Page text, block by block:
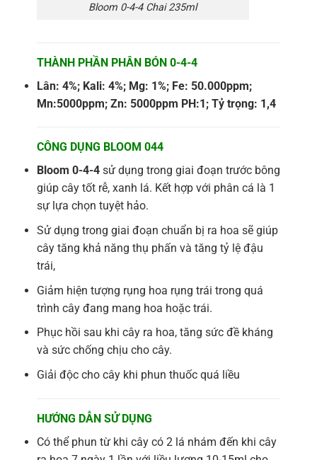
Bloom 0-4-4 Chai 235ml
THÀNH PHẦN PHÂN BÓN 0-4-4
Lân: 4%; Kali: 4%; Mg: 1%; Fe: 50.000ppm;
Mn:5000ppm; Zn: 5000ppm PH:1; Tỷ trọng: 1,4
CÔNG DỤNG BLOOM 044
Bloom 0-4-4sử dụng trong giai đoạn trước bông
giúp cây tốt rễ, xanh lá. Kết hợp với phân cá là 1
sự lựa chọn tuyệt hảo.
Sử dụng trong giai đoạn chuẩn bị ra hoa sẽ giúp
cây tăng khả năng thụ phấn và tăng tỷ lệ đậu
trái,
Giảm hiện tượng rụng hoa rụng trái trong quá
trình cây đang mang hoa hoặc trái.
Phục hồi sau khi cây ra hoa, tăng sức đề kháng
và sức chống chịu cho cây.
Giải độc cho cây khi phun thuốc quá liều
HƯỚNG DẪN SỬ DỤNG
Có thể phun từ khi cây có 2 lá nhám đến khi cây